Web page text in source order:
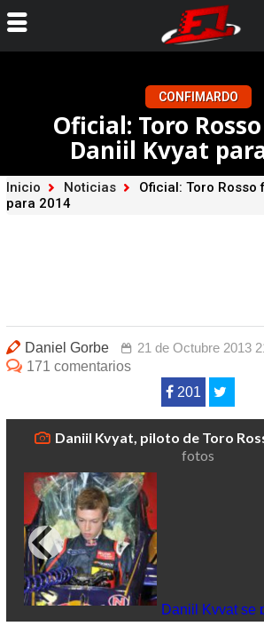
CONFIMARDO
Oficial: Toro
Daniil Kvyat
Inicio Noticias
Oficial: Toro Rosso
para 2014
Daniel Gorbe
21 de Octubre 2013
171 comentarios
201
Daniil Kvyat, piloto de Toro
fotos
Daniil Kvyat se
subirse al Toro Rosso